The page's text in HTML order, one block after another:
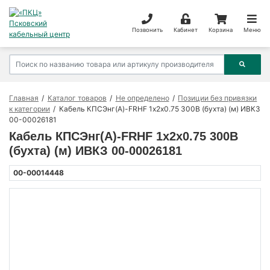
Позвонить Кабинет Корзина Меню
Главная Каталог товаров Не определено
Позиции без привязки
к категории
Кабель КПСЭнг(А)-FRHF 1х2х0.75 300В (бухта) (м) ИВКЗ
00-00026181
Кабель КПСЭнг(А)-FRHF 1х2х0.75 300В
(бухта) (м) ИВКЗ 00-00026181
00-00014448